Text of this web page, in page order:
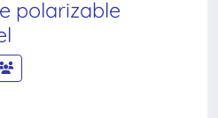
polarizable